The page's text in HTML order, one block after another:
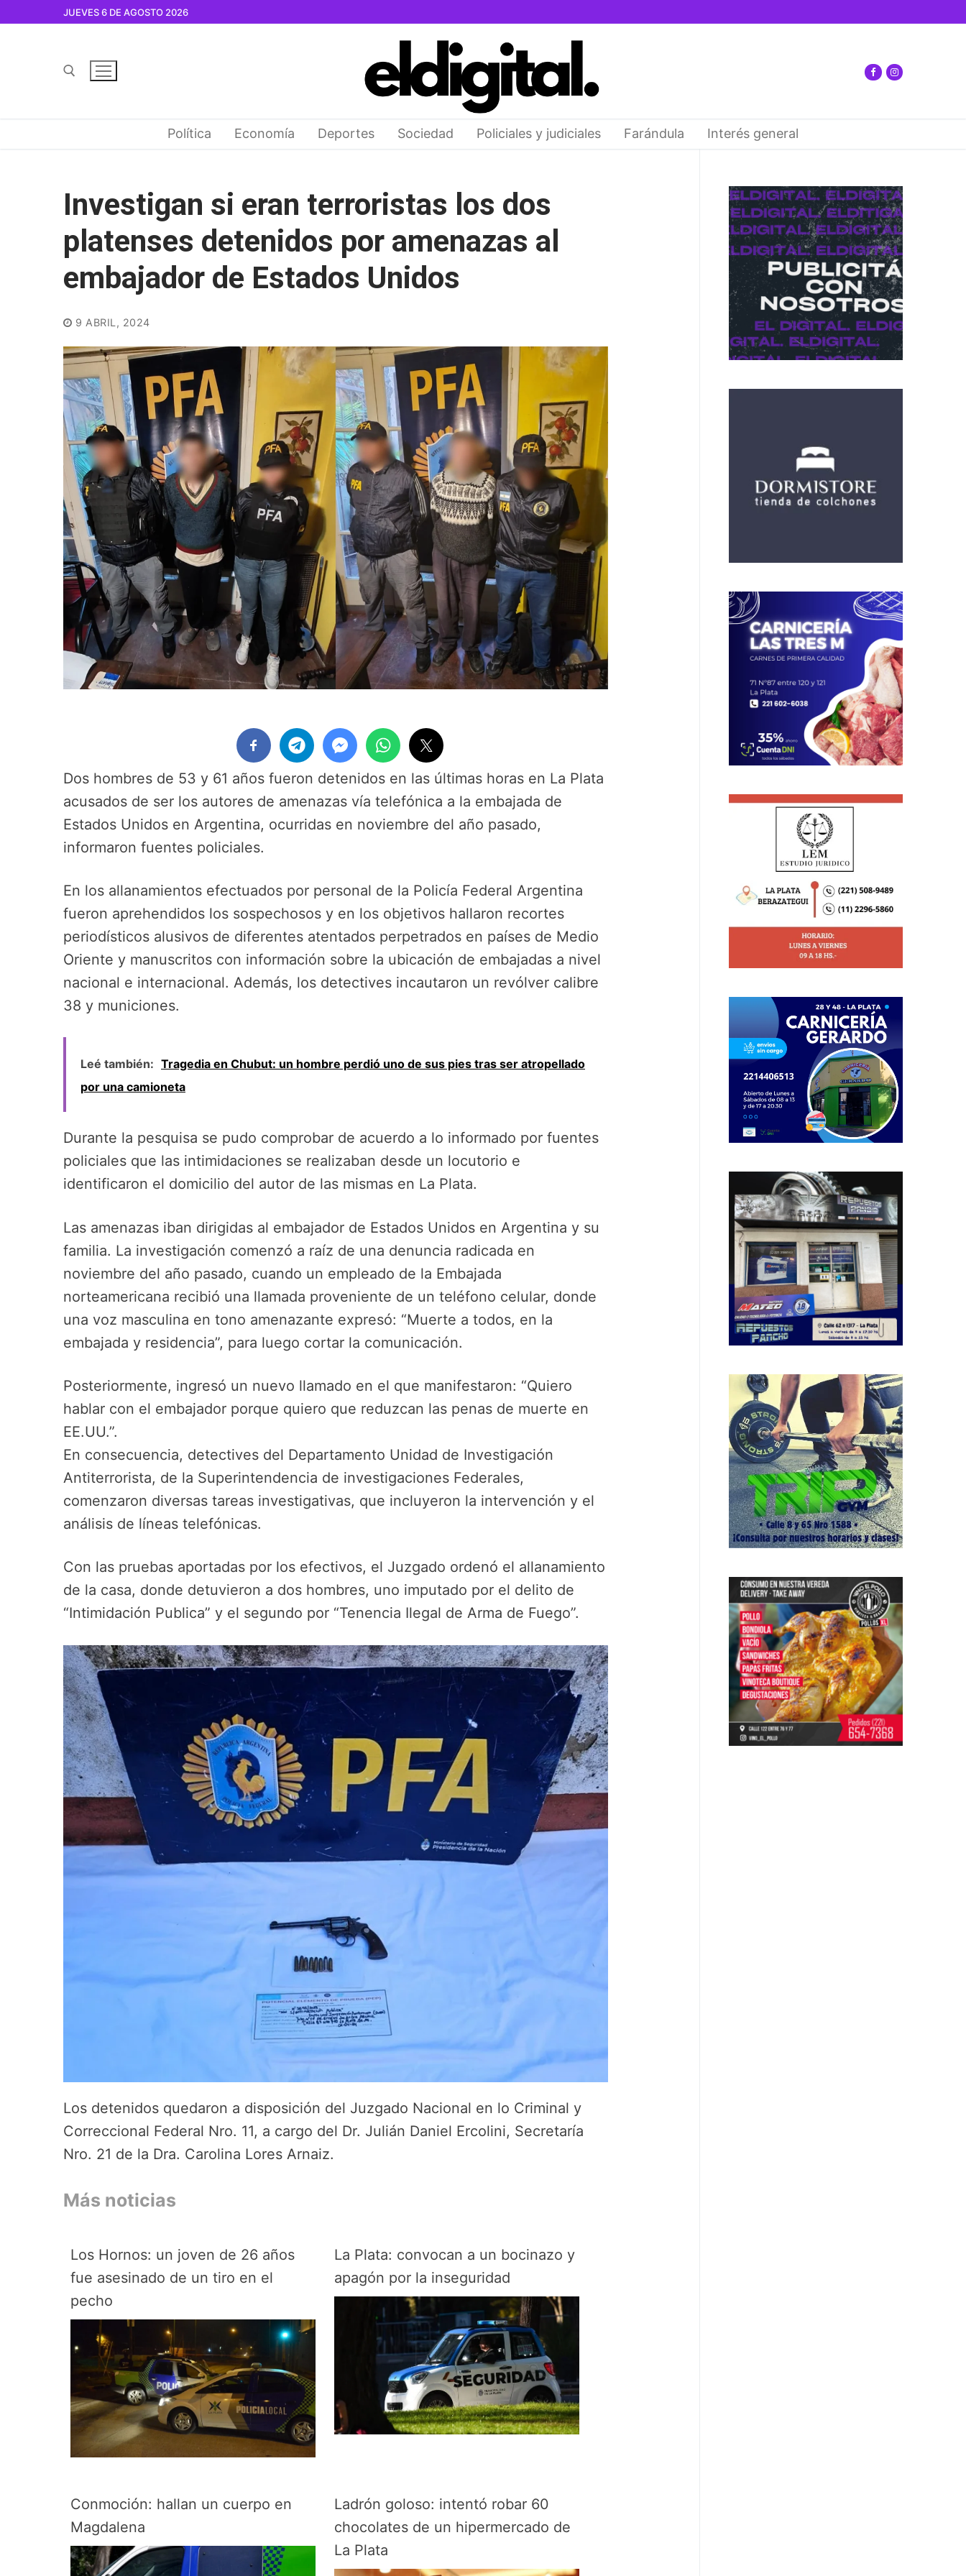
JUEVES 6 DE AGOSTO 2026
Política Economía Deportes Sociedad Policiales y judiciales Farándula Interés general
Investigan si eran terroristas los dos
platenses detenidos por amenazas al
embajador de Estados Unidos
9 ABRIL, 2024
Dos hombres de 53 y 61 años fueron detenidos en las últimas horas en La Plata
acusados de ser los autores de amenazas vía telefónica a la embajada de
Estados Unidos en Argentina, ocurridas en noviembre del año pasado,
informaron fuentes policiales.
En los allanamientos efectuados por personal de la Policía Federal Argentina
fueron aprehendidos los sospechosos y en los objetivos hallaron recortes
periodísticos alusivos de diferentes atentados perpetrados en países de Medio
Oriente y manuscritos con información sobre la ubicación de embajadas a nivel
nacional e internacional. Además, los detectives incautaron un revólver calibre
38 y municiones.
Leé también: Tragedia en Chubut: un hombre perdió uno de sus pies tras ser atropellado
por una camioneta
Durante la pesquisa se pudo comprobar de acuerdo a lo informado por fuentes
policiales que las intimidaciones se realizaban desde un locutorio e
identificaron el domicilio del autor de las mismas en La Plata.
Las amenazas iban dirigidas al embajador de Estados Unidos en Argentina y su
familia. La investigación comenzó a raíz de una denuncia radicada en
noviembre del año pasado, cuando un empleado de la Embajada
norteamericana recibió una llamada proveniente de un teléfono celular, donde
una voz masculina en tono amenazante expresó: “Muerte a todos, en la
embajada y residencia”, para luego cortar la comunicación.
Posteriormente, ingresó un nuevo llamado en el que manifestaron: “Quiero
hablar con el embajador porque quiero que reduzcan las penas de muerte en
EE.UU.”.
En consecuencia, detectives del Departamento Unidad de Investigación
Antiterrorista, de la Superintendencia de investigaciones Federales,
comenzaron diversas tareas investigativas, que incluyeron la intervención y el
análisis de líneas telefónicas.
Con las pruebas aportadas por los efectivos, el Juzgado ordenó el allanamiento
de la casa, donde detuvieron a dos hombres, uno imputado por el delito de
“Intimidación Publica” y el segundo por “Tenencia Ilegal de Arma de Fuego”.
Los detenidos quedaron a disposición del Juzgado Nacional en lo Criminal y
Correccional Federal Nro. 11, a cargo del Dr. Julián Daniel Ercolini, Secretaría
Nro. 21 de la Dra. Carolina Lores Arnaiz.
Más noticias
Los Hornos: un joven de 26 años
fue asesinado de un tiro en el
pecho
La Plata: convocan a un bocinazo y
apagón por la inseguridad
Conmoción: hallan un cuerpo en
Magdalena
Ladrón goloso: intentó robar 60
chocolates de un hipermercado de
La Plata